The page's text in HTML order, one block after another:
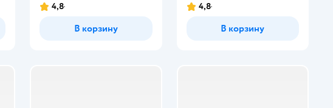
4,8
В корзину
4,8
В корзину